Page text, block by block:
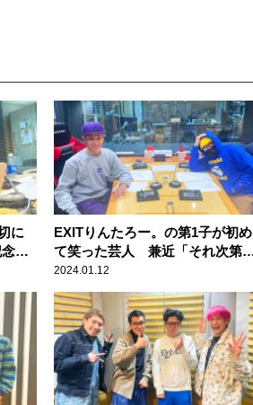
に
EXITりんたろー。の第1子が初め
て笑った芸人 兼近「それ次第
で、俺がやってく芸風変わって
く」
2024.01.12